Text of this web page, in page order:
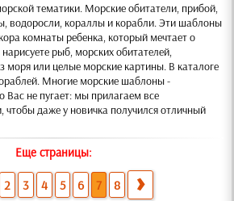
тематики. Морские обитатели, прибой,
водоросли, кораллы и корабли.Эти шаблоны
комнаты ребенка, который мечтает о
рыб, морских обитателей,
моря или целые морские картины. В каталоге
Многие морские шаблоны -
Вас не пугает: мы прилагаем все
чтобы даже у новичка получился отличный
Еще страницы:
2 3 4 5 6 7 8